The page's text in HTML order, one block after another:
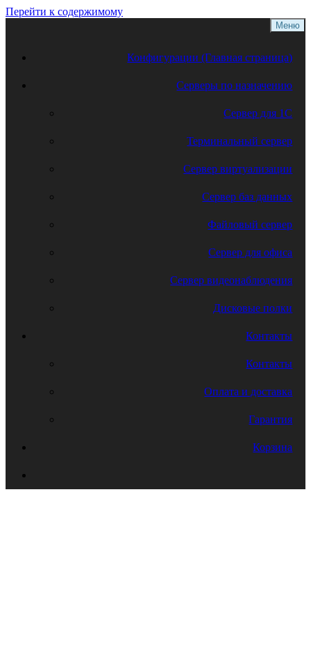
Перейти к содержимому
Меню
Конфигурации (Главная страница)
Серверы по назначению
Сервер для 1С
Терминальный сервер
Сервер виртуализации
Сервер баз данных
Файловый сервер
Сервер для офиса
Сервер видеонаблюдения
Дисковые полки
Контакты
Контакты
Оплата и доставка
Гарантия
Корзина